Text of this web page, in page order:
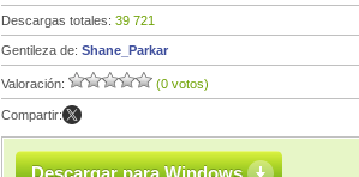
Descargas totales: 39 721
Gentileza de: Shane_Parkar
Valoración: (0 votos)
Compartir:
Descargar para Windows